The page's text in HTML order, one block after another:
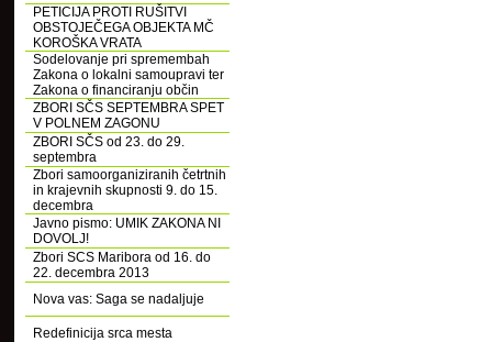
PETICIJA PROTI RUŠITVI
OBSTOJEČEGA OBJEKTA MČ
KOROŠKA VRATA
Sodelovanje pri spremembah
Zakona o lokalni samoupravi ter
Zakona o financiranju občin
ZBORI SČS SEPTEMBRA SPET
V POLNEM ZAGONU
ZBORI SČS od 23. do 29.
septembra
Zbori samoorganiziranih četrtnih
in krajevnih skupnosti 9. do 15.
decembra
Javno pismo: UMIK ZAKONA NI
DOVOLJ!
Zbori SCS Maribora od 16. do
22. decembra 2013
Nova vas: Saga se nadaljuje
Redefinicija srca mesta